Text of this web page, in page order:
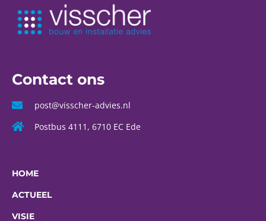
Contact ons
post@visscher-advies.nl
Postbus 4111, 6710 EC Ede
HOME
ACTUEEL
VISIE